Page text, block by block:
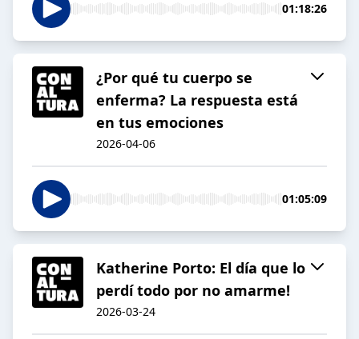
01:18:26
¿Por qué tu cuerpo se
enferma? La respuesta está
en tus emociones
2026-04-06
01:05:09
Katherine Porto: El día que lo
perdí todo por no amarme!
2026-03-24